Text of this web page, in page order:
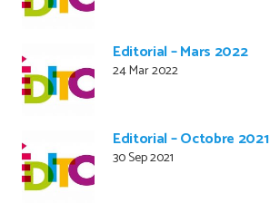
Editorial – Mars 2022
24 Mar 2022
Editorial – Octobre 2021
30 Sep 2021